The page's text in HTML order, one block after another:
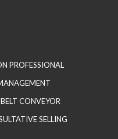
PROFESSIONAL
CONVEYOR
SELLING